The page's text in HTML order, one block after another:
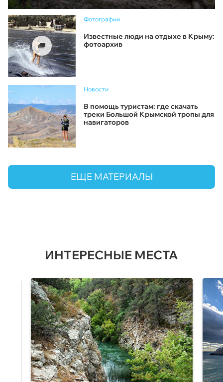
Фотографии
Известные люди на отдыхе в Крыму:
фотоархив
Новости
В помощь туристам: где скачать
треки Большой Крымской тропы для
навигаторов
ЕЩЕ МАТЕРИАЛЫ
ИНТЕРЕСНЫЕ МЕСТА